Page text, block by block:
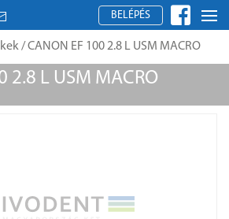
BELÉPÉS
/ CANON EF 100 2.8 L USM MACRO
2.8 L USM MACRO